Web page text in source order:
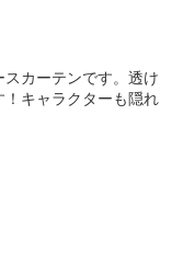
カーテンです。透け
キャラクターも隠れ